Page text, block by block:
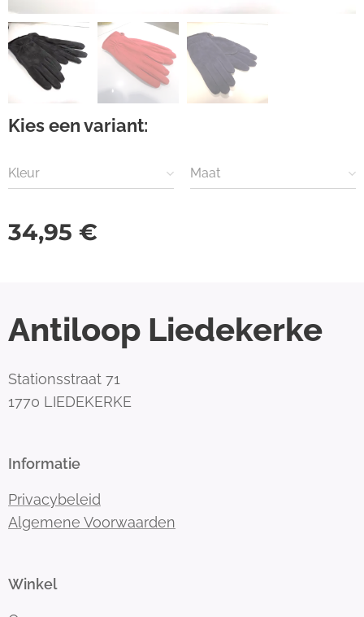
Kies een variant:
Kleur Maat
34,95 €
Antiloop Liedekerke
Stationsstraat 71
1770 LIEDEKERKE
Informatie
Privacybeleid
Algemene Voorwaarden
Winkel